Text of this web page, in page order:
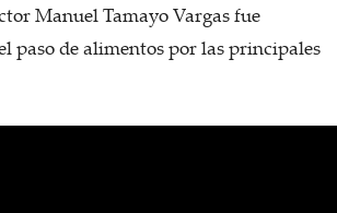
Manuel Tamayo Vargas fue
paso de alimentos por las principales